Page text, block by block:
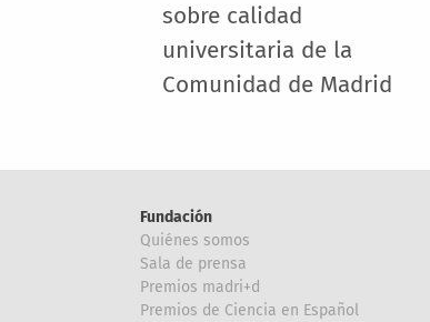
sobre calidad
universitaria de la
Comunidad de Madrid
Fundación
Quiénes somos
Sala de prensa
Premios madri+d
Premios de Ciencia en Español